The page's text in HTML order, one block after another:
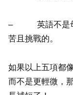
– 英語不是母
苦且挑戰的。
如果以上五項都
而不是更輕微，